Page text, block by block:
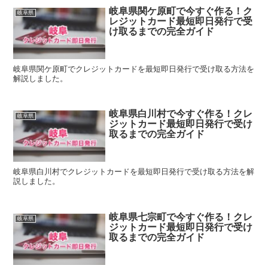
岐阜県
岐阜県関ケ原町で今すぐ作る！ク
レジットカード最短即日発行で受
け取るまでの完全ガイド
岐阜県関ケ原町でクレジットカードを最短即日発行で受け取る方法を
解説しました。
岐阜県
岐阜県白川村で今すぐ作る！クレ
ジットカード最短即日発行で受け
取るまでの完全ガイド
岐阜県白川村でクレジットカードを最短即日発行で受け取る方法を解
説しました。
岐阜県
岐阜県七宗町で今すぐ作る！クレ
ジットカード最短即日発行で受け
取るまでの完全ガイド